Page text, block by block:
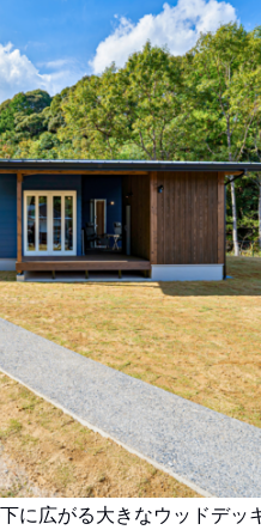
に広がる大きなウッドデッ